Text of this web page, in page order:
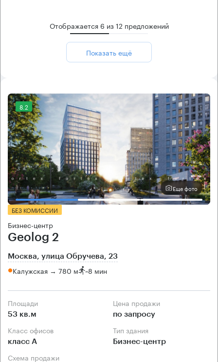
Отображается 6 из12 предложений
Показать ещё
8.2
Еще фото
БЕЗ КОМИССИИ
Бизнес-центр
Geolog 2
Москва, улица Обручева, 23
Калужская → 780 м ~8 мин
Площади
53 кв.м
Цена продажи
по запросу
Класс офисов
класс А
Тип здания
Бизнес-центр
Схема продажи